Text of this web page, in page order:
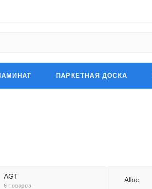
ПАРКЕТНАЯ ДОСКА
AGT
6 товаров
Alloc